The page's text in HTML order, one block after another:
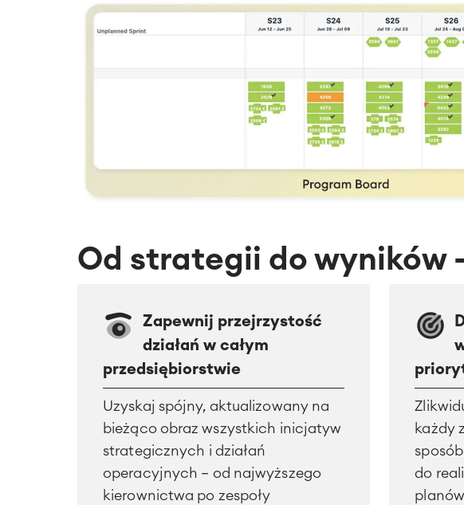
Od strategii do wyników
Zapewnij przejrzystość
działań w całym
przedsiębiorstwie
Uzyskaj spójny, aktualizowany na
bieżąco obraz wszystkich inicjatyw
strategicznych i działań
operacyjnych — od najwyższego
kierownictwa po zespoły
każdy
do